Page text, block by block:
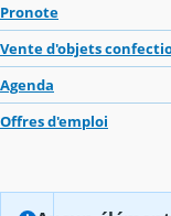
Pronote
Vente d'objets
Agenda
Offres d'emploi